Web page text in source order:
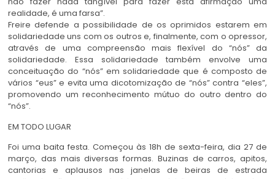
realidade, é uma farsa”.
Freire defende a possibilidade de os oprimidos estarem em
solidariedade uns com os outros e, finalmente, com o opressor,
através de uma compreensão mais flexível do “nós” da
solidariedade. Essa solidariedade também envolve uma
conceituação do “nós” em solidariedade que é composto de
vários “eus” e evita uma dicotomização de “nós” contra “eles”,
promovendo um reconhecimento mútuo do outro dentro do
“nós”.
EM TODO LUGAR
Foi uma baita festa. Começou às 18h de sexta-feira, dia 27 de
março, das mais diversas formas. Buzinas de carros, apitos,
cantorias e aplausos nas janelas de beiras de estrada